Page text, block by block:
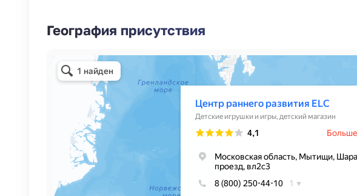
География присутствия